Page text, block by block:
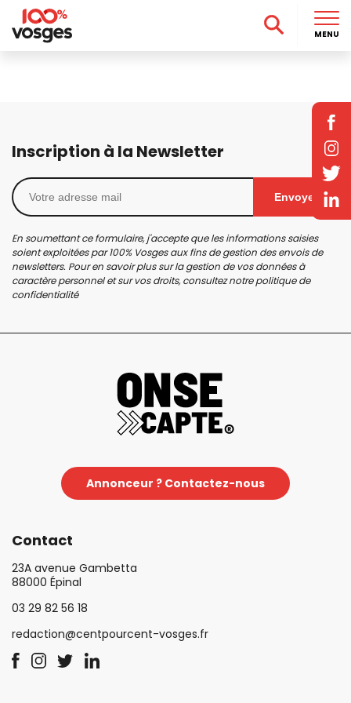
Inscription à la Newsletter
Envoyer
En soumettant ce formulaire, j'accepte que les informations saisies
soient exploitées par 100% Vosges aux fins de gestion des envois de
newsletters. Pour en savoir plus sur la gestion de vos données à
caractère personnel et sur vos droits, consultez notrepolitique de
confidentialité
Annonceur ? Contactez-nous
Contact
23A avenue Gambetta
88000 Épinal
03 29 82 56 18
redaction@centpourcent-vosges.fr
MENU